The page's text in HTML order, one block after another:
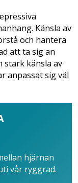
Känsla av
och hantera
att ta sig an
stark känsla av
anpassat sig väl
hjärnan
vår ryggrad.